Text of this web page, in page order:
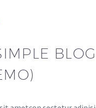
BLOG